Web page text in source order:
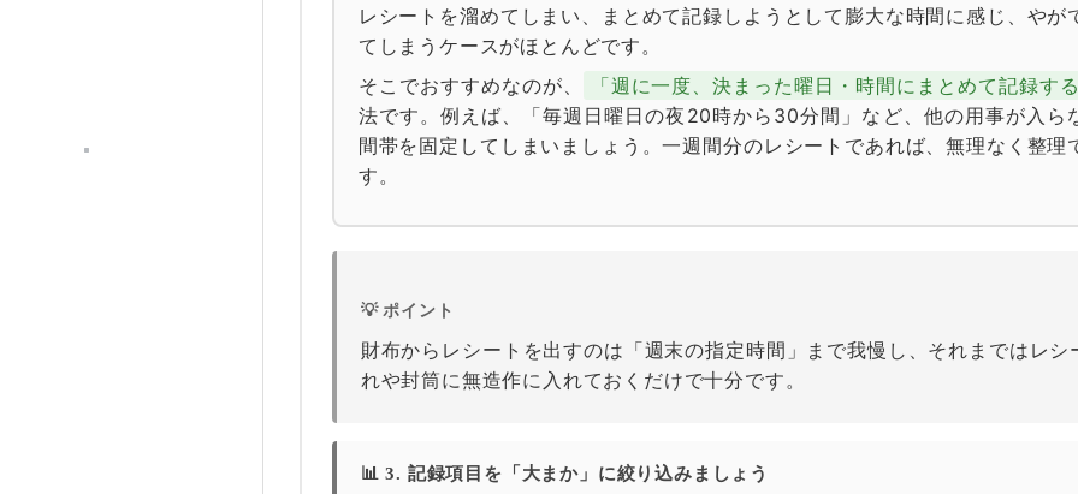
レシートを溜めてしまい、まとめて記録しようとして膨大な時間に感じ、やが
てしまうケースがほとんどです。
そこでおすすめなのが、
「週に一度、決まった曜日・時間にまとめて記録す
法です。例えば、「毎週日曜日の夜20時から30分間」など、他の用事が入ら
間帯を固定してしまいましょう。一週間分のレシートであれば、無理なく整理
す。
💡 ポイント
財布からレシートを出すのは「週末の指定時間」まで我慢し、それまではレシ
れや封筒に無造作に入れておくだけで十分です。
📊 3. 記録項目を「大まか」に絞り込みましょう